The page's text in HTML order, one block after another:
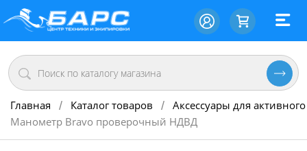
Главная / Каталог товаров / Аксессуары для
Манометр Bravo проверочный НДВД